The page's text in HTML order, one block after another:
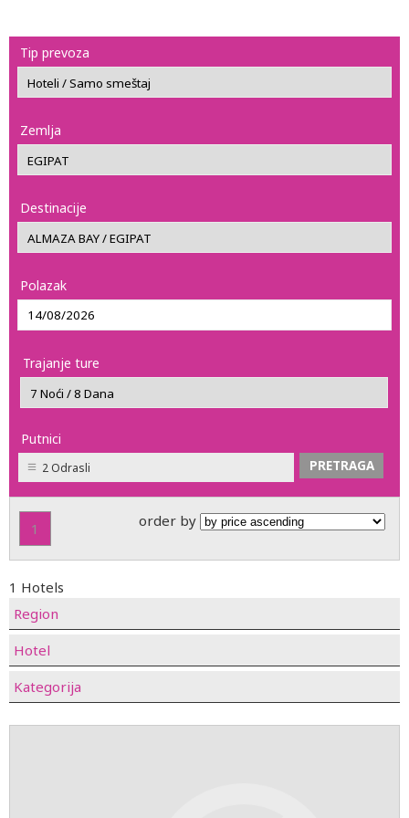
Tip prevoza
Zemlja
Destinacije
Polazak
Trajanje ture
Putnici
2 Odrasli
1 order by
1 Hotels
Region
Hotel
Kategorija